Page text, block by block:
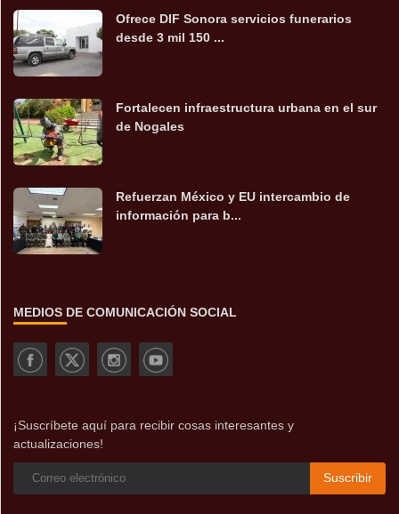
Ofrece DIF Sonora servicios funerarios
desde 3 mil 150 ...
Fortalecen infraestructura urbana en el sur
de Nogales
Refuerzan México y EU intercambio de
información para b...
MEDIOS DE COMUNICACIÓN SOCIAL
¡Suscríbete aquí para recibir cosas interesantes y
actualizaciones!
Suscribir